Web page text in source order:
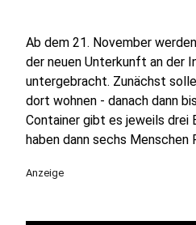
Ab dem 21. November
der neuen Unterkunft an der
untergebracht. Zunächst
dort wohnen - danach dann
Container gibt es jeweils
haben dann sechs Menschen
Anzeige